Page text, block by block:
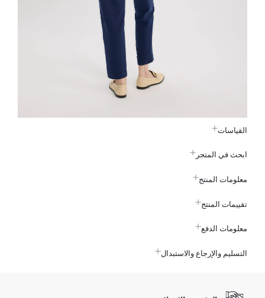
القياسات
ابحث في المتجر
معلومات المنتج
تقييمات المنتج
معلومات الدفع
التسليم والإرجاع والاستبدال